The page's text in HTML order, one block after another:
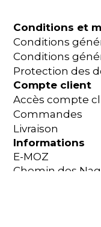
Conditions et
Conditions
Conditions
Protection des
Compte client
Accès compte
Commandes
Livraison
Informations
E-MOZ
Chemin des